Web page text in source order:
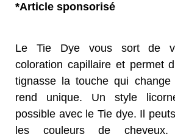
*Article sponsorisé
Le Tie Dye vous sort de
coloration capillaire et permet
tignasse la touchequi
rend unique. Un style
possible avec le Tie dye. Il peut
les couleurs de cheveux.